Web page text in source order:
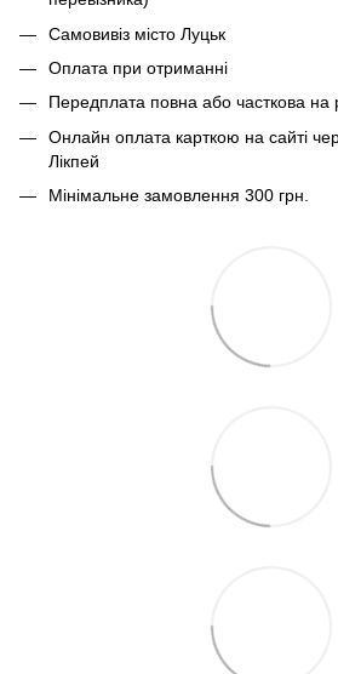
Самовивіз місто Луцьк
Оплата при отриманні
Передплата повна або часткова
Онлайн оплата карткою на сайті
Лікпей
Мінімальне замовлення 300 грн.